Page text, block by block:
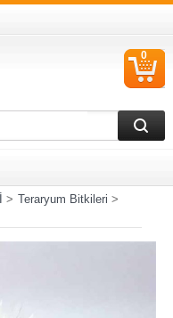
0
> Teraryum Bitkileri >